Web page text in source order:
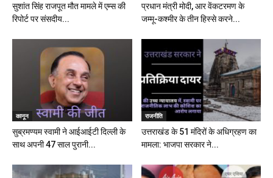
सुशांत सिंह राजपूत मौत मामले में एम्स की
रिपोर्ट पर संसदीय...
प्रधान मंत्री मोदी, आर वेंकटरमण के
जम्मू-कश्मीर के तीन हिस्से करने...
कानून
सुब्रमण्यम स्वामी ने आईआईटी दिल्ली के
साथ अपनी 47 साल पुरानी...
राजनीति
उत्तराखंड के 51 मंदिरों के अधिग्रहण का
मामला: भाजपा सरकार ने...